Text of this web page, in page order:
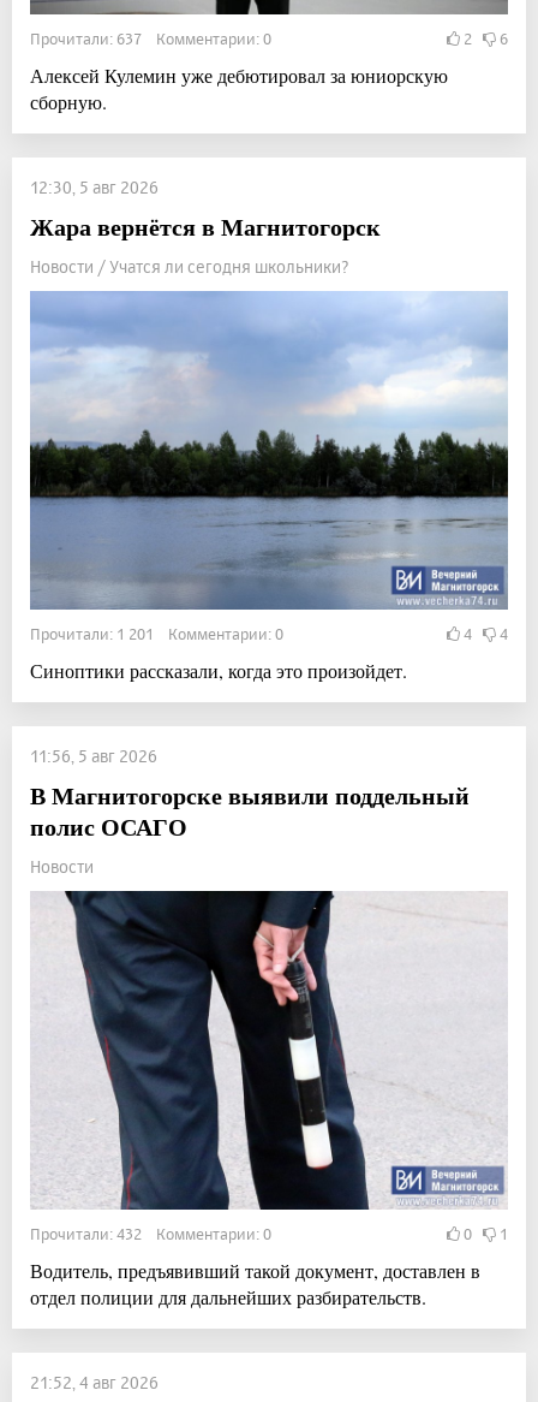
Прочитали: 637 Комментарии: 0 2 6
Алексей Кулемин уже дебютировал за юниорскую
сборную.
12:30, 5 авг 2026
Жара вернётся в Магнитогорск
Новости / Учатся ли сегодня школьники?
Прочитали: 1 201 Комментарии: 0 4 4
Синоптики рассказали, когда это произойдет.
11:56, 5 авг 2026
В Магнитогорске выявили поддельный
полис ОСАГО
Новости
Прочитали: 432 Комментарии: 0 0 1
Водитель, предъявивший такой документ, доставлен в
отдел полиции для дальнейших разбирательств.
21:52, 4 авг 2026